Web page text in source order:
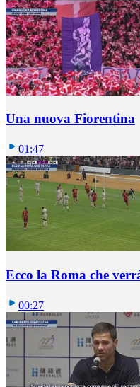
Una nuova Fiorentina
01:47
Ecco la Roma che
00:27